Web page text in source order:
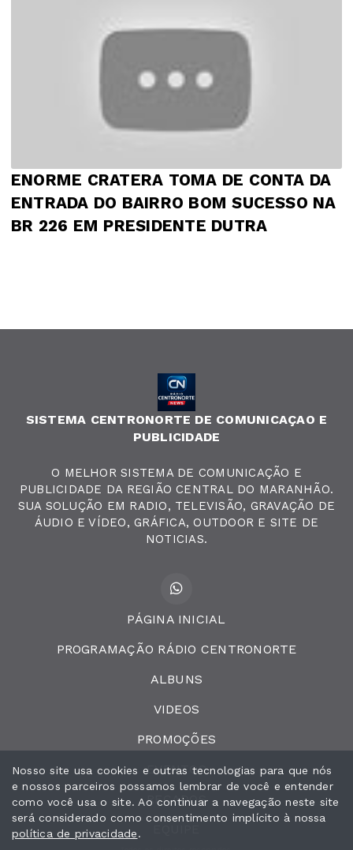
ENORME CRATERA TOMA DE CONTA DA
ENTRADA DO BAIRRO BOM SUCESSO NA
BR 226 EM PRESIDENTE DUTRA
SISTEMA CENTRONORTE DE COMUNICAÇAO E
PUBLICIDADE
O MELHOR SISTEMA DE COMUNICAÇÃO E
PUBLICIDADE DA REGIÃO CENTRAL DO MARANHÃO.
SUA SOLUÇÃO EM RADIO, TELEVISÃO, GRAVAÇÃO DE
ÁUDIO E VÍDEO, GRÁFICA, OUTDOOR E SITE DE
NOTICIAS.
PÁGINA INICIAL
PROGRAMAÇÃO RÁDIO CENTRONORTE
ALBUNS
VIDEOS
PROMOÇÕES
EVENTOS
RECADOS
Nosso site usa cookies e outras tecnologias para que nós
e nossos parceiros possamos lembrar de você e entender
como você usa o site. Ao continuar a navegação neste site
será considerado como consentimento implícito à nossa
política de privacidade.